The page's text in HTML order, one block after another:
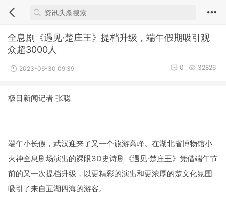
全息剧《遇见·楚庄王》提档升级，端午假期吸引观
众超3000人
2023-06-30 09:39 32826
0
极目新闻记者 张聪
端午小长假，武汉迎来了又一个旅游高峰。在湖北省博物馆小
火神全息剧场演出的裸眼3D史诗剧《遇见·楚庄王》凭借端午节
前的又一次提档升级，以更精彩的演出和更浓厚的楚文化氛围
吸引了来自五湖四海的游客。